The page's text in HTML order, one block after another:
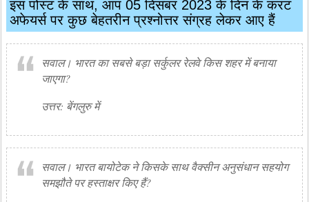
इस पोस्ट के साथ, आप 05 दिसंबर 2023 के दिन के करंट
अफेयर्स पर कुछ बेहतरीन प्रश्नोत्तर संग्रह लेकर आए हैं
सवाल। भारत का सबसे बड़ा सर्कुलर रेलवे किस शहर में बनाया
जाएगा?
उत्तर: बेंगलुरु में
सवाल। भारत बायोटेक ने किसके साथ वैक्सीन अनुसंधान सहयोग
समझौते पर हस्ताक्षर किए हैं?